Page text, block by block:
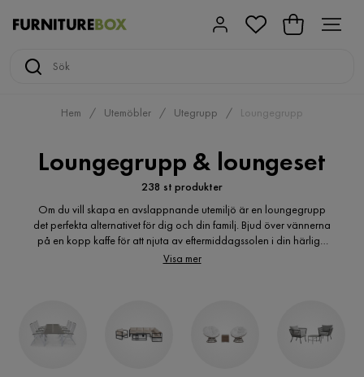
Hem Utemöbler Utegrupp Loungegrupp
Loungegrupp & loungeset
238 st produkter
Om du vill skapa en avslappnande utemiljö är en loungegrupp
det perfekta alternativet för dig och din familj. Bjud över vännerna
på en kopp kaffe för att njuta av eftermiddagssolen i din härliga
loungegrupp. Hos Furniturebox hittar du högkvalitativa loungeset
Visa mer